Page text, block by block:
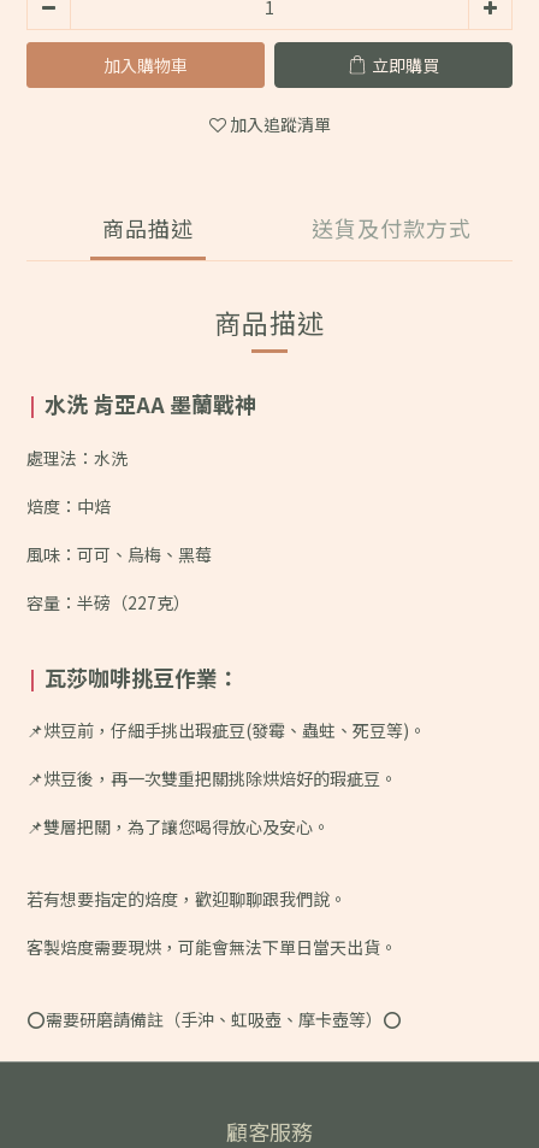
加入購物車 立即購買
加入追蹤清單
商品描述 送貨及付款方式
商品描述
| 水洗 肯亞AA 墨蘭戰神
處理法：水洗
焙度：中焙
風味： 可可、烏梅、黑莓
容量：半磅（227克）
| 瓦莎咖啡挑豆作業：
📌烘豆前，仔細手挑出瑕疵豆(發霉、蟲蛀、死豆等)。
📌烘豆後，再一次雙重把關挑除烘焙好的瑕疵豆。
📌雙層把關，為了讓您喝得放心及安心。
若有想要指定的焙度，歡迎聊聊跟我們說。
客製焙度需要現烘，可能會無法下單日當天出貨。
⭕️需要研磨請備註（手沖、虹吸壺、摩卡壺等）⭕️
顧客服務